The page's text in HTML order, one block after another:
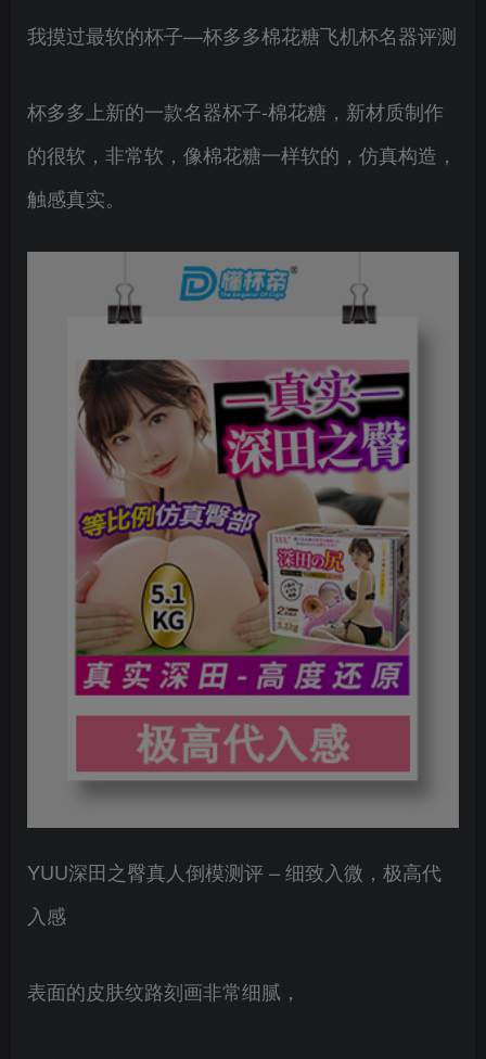
我摸过最软的杯子—杯多多棉花糖飞机杯名器评测
杯多多上新的一款名器杯子-棉花糖，新材质制作
的很软，非常软，像棉花糖一样软的，仿真构造，
触感真实。
YUU深田之臀真人倒模测评 – 细致入微，极高代
入感
表面的皮肤纹路刻画非常细腻，